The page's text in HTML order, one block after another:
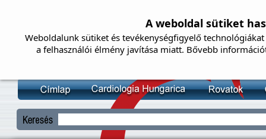
A weboldal sütiket
Weboldalunk sütiket és tevékenységfigyelő
a felhasználói élmény javítása miatt. Bővebb